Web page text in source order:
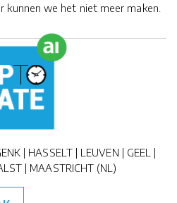
kunnen we het niet meer maken.
| HASSELT | LEUVEN | GEEL |
| MAASTRICHT (NL)